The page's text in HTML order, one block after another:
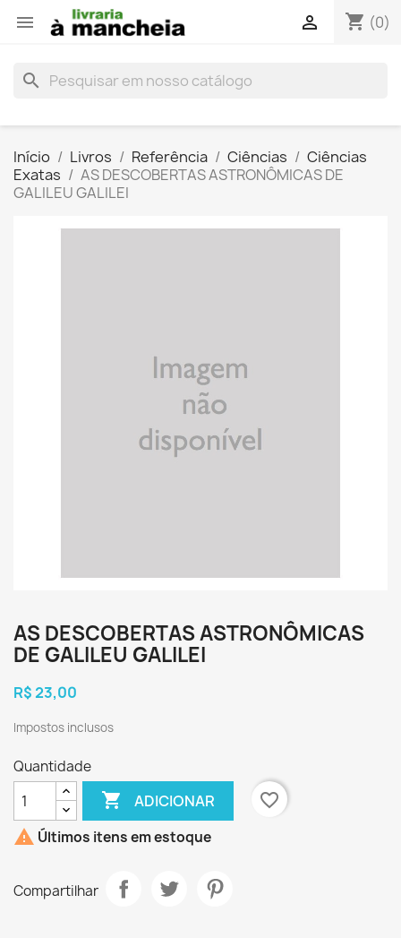
 shopping_cart (0)

search
Início Livros Referência Ciências
Ciências
Exatas
AS DESCOBERTAS ASTRONÔMICAS DE
GALILEU GALILEI
AS DESCOBERTAS ASTRONÔMICAS
DE GALILEU GALILEI
R$ 23,00
Impostos inclusos
Quantidade
 ADICIONAR
favorite_border
 Últimos itens em estoque
Compartilhar